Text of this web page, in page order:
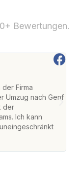
Bewertungen.
Firma
Umzug nach Genf
der
Ich kann